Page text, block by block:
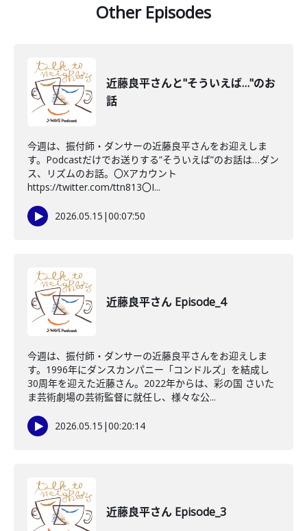
Other Episodes
近藤良平さんと"そういえば…"のお
話
今週は、振付師・ダンサーの近藤良平さんをお迎えしま
す。Podcastだけでお送りする”そういえば”のお話は…ダン
ス、リズムのお話。〇Xアカウント
https://twitter.com/ttn813〇I...
2026.05.15 |00:07:50
近藤良平さん Episode_4
今週は、振付師・ダンサーの近藤良平さんをお迎えしま
す。1996年にダンスカンパニー「コンドルズ」を結成し
30周年を迎えた近藤さん。2022年からは、彩の国 さいた
ま芸術劇場の芸術監督に就任し、様々な公...
2026.05.15 |00:20:14
近藤良平さん Episode_3